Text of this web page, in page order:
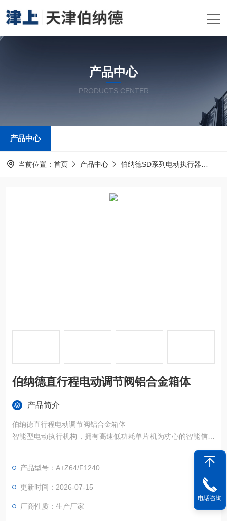
产品中心
PRODUCTS CENTER
产品中心
当前位置： 首页 产品中心 伯纳德SD系列电动执行器
伯纳德直行程电动调节阀铝合金箱体
产品简介
伯纳德直行程电动调节阀铝合金箱体
智能型电动执行机构，拥有高速低功耗单片机为枋心的智能信号
采集控制单元，对各种阀门或装置进行精确定位操作。
产品型号：A+Z64/F1240
更新时间：2026-07-15
厂商性质：生产厂家
电话咨询